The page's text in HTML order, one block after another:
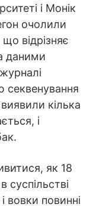
і Монік
очолили
відрізняє
даними
секвенування
виявили кілька
і
як 18
суспільстві
вовки повинні